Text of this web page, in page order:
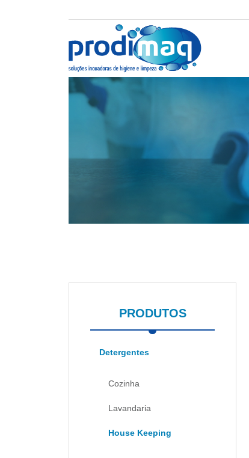
PRODUTOS
Detergentes
Cozinha
Lavandaria
House Keeping